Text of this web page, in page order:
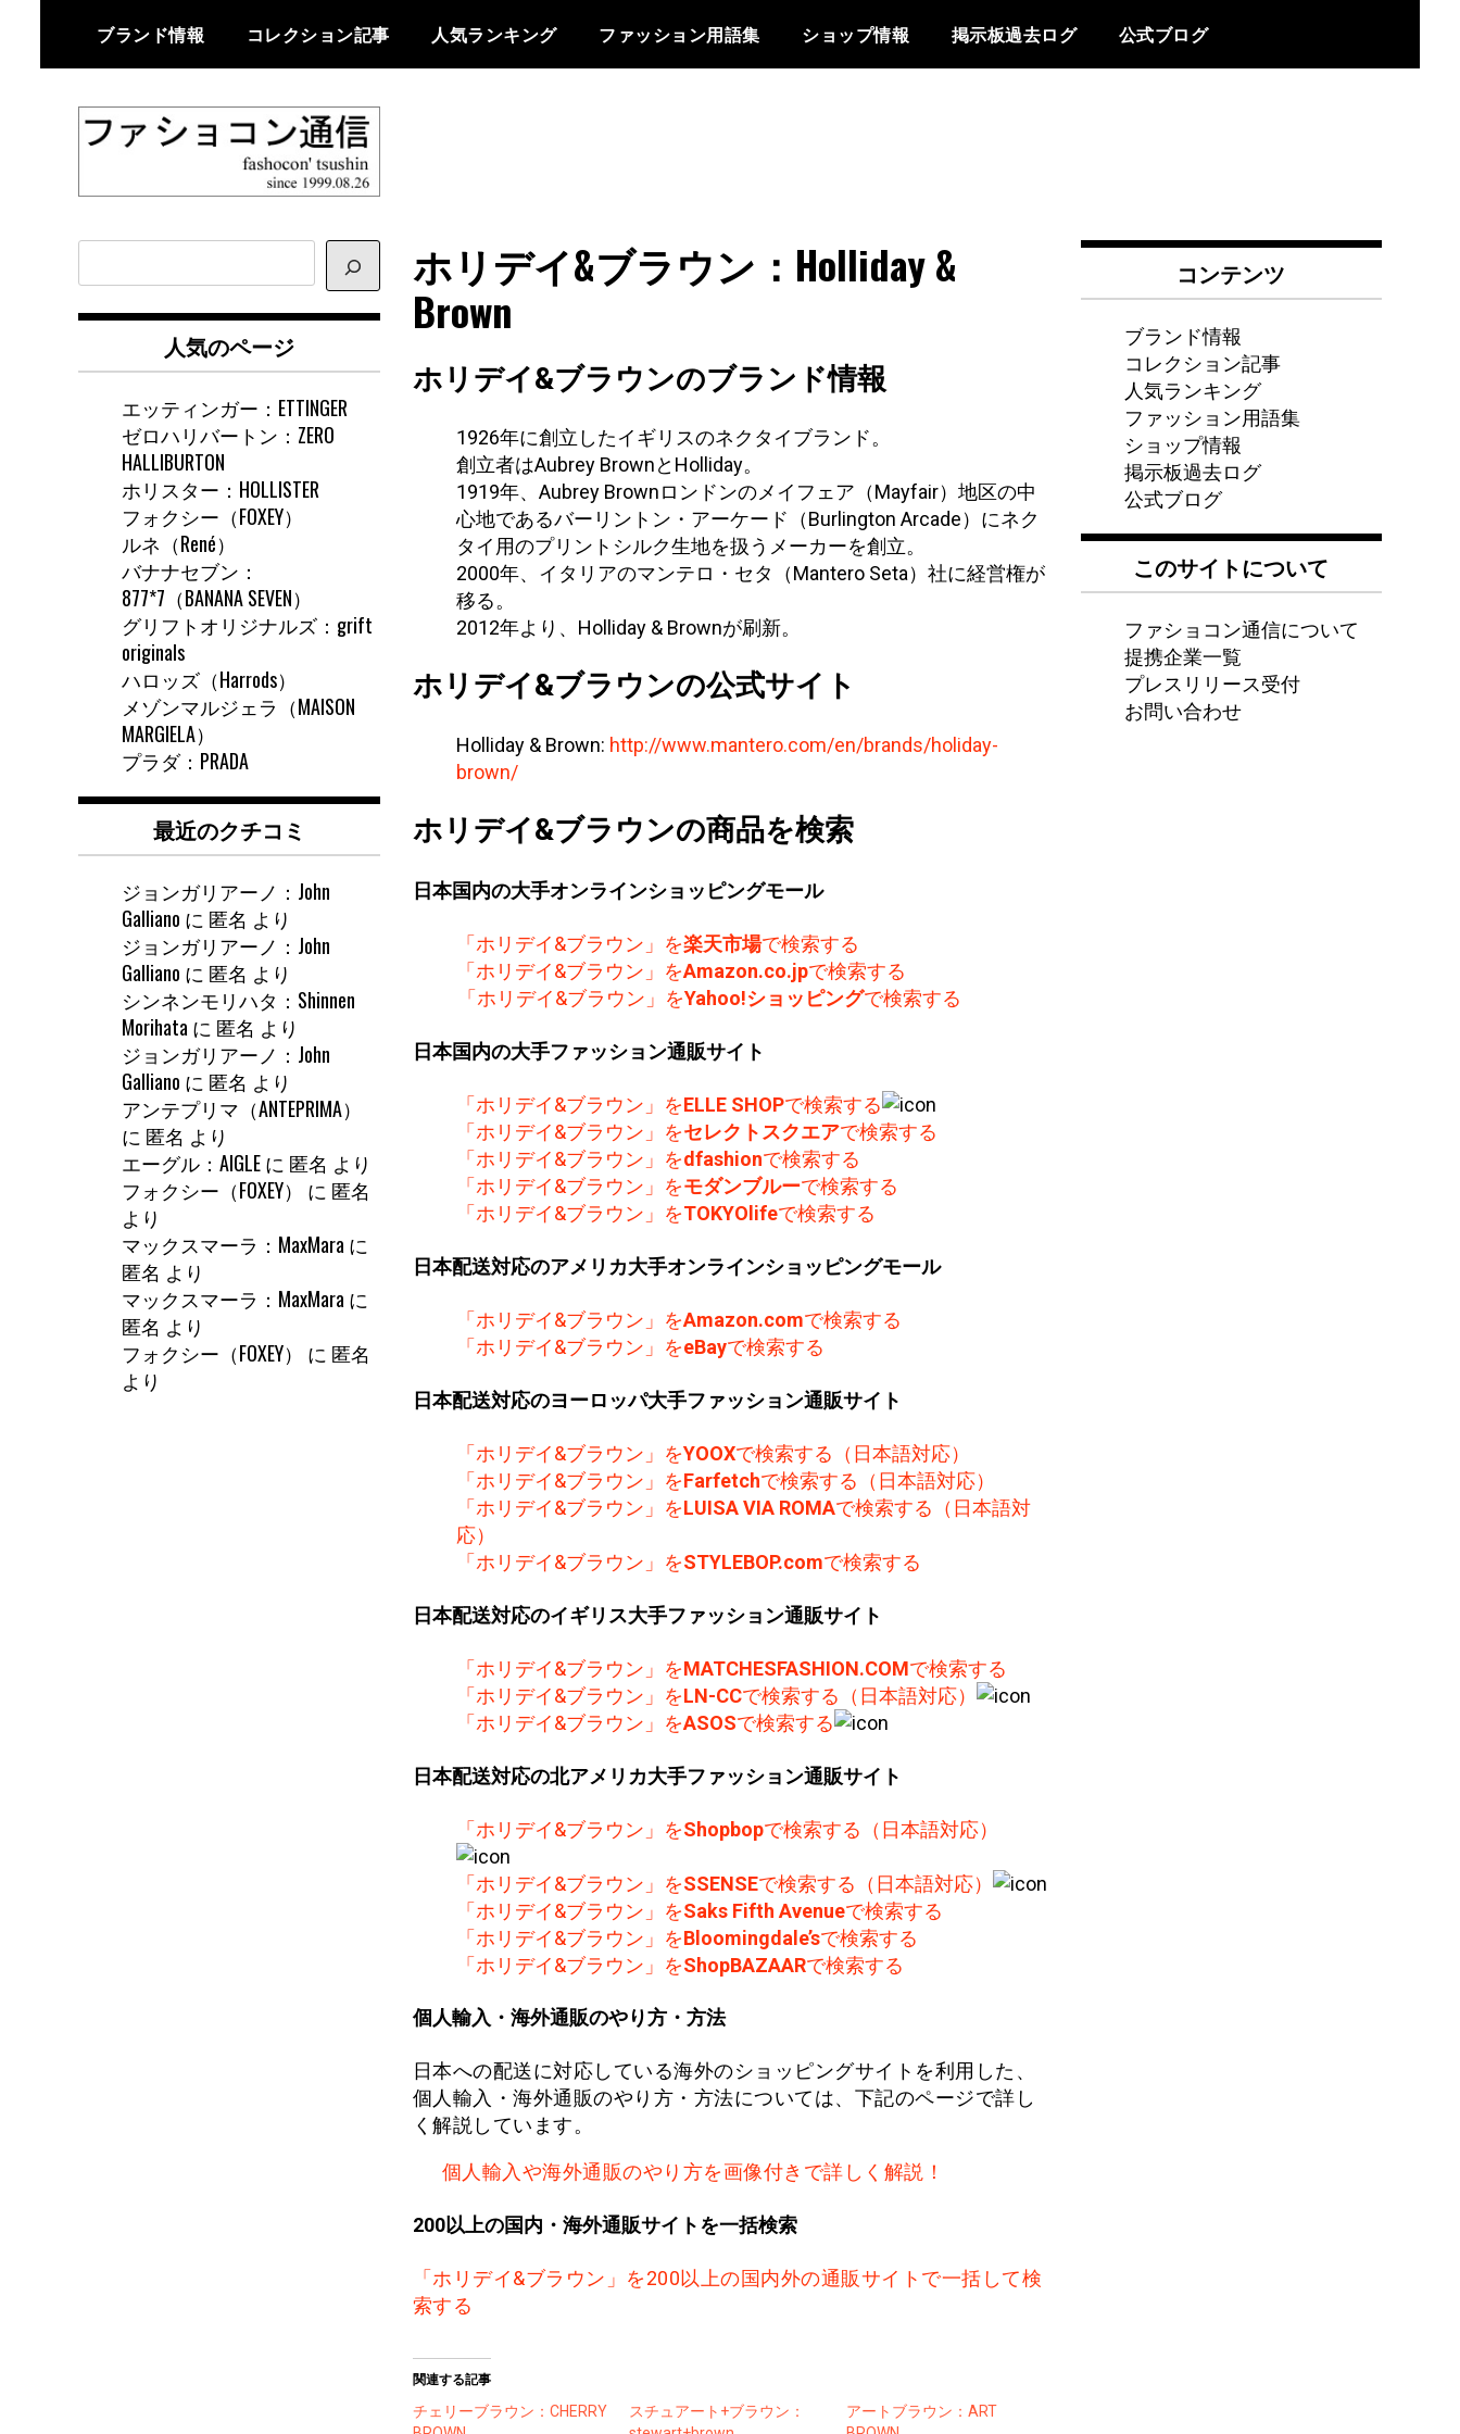
content
ブランド情報 コレクション記事 人気ランキング ファッション用語集 ショップ情報 掲示板過去ログ 公式ブログ
ファショコン通
信
ザイナーの観点からファッション
とモードを分析するファッション
ホリデイ&ブラウン：Holliday &
Brown
ホリデイ&ブラウンのブランド情報
1926年に創立したイギリスのネクタイブランド。
創立者はAubrey BrownとHolliday。
1919年、Aubrey Brownロンドンのメイフェア（Mayfair）地区の中
心地であるバーリントン・アーケード（Burlington Arcade）にネク
タイ用のプリントシルク生地を扱うメーカーを創立。
2000年、イタリアのマンテロ・セタ（Mantero Seta）社に経営権が
移る。
2012年より、Holliday & Brownが刷新。
ホリデイ&ブラウンの公式サイト
Holliday & Brown: http://www.mantero.com/en/brands/holiday-
brown/
ホリデイ&ブラウンの商品を検索
日本国内の大手オンラインショッピングモール
「ホリデイ&ブラウン」を楽天市場で検索する
「ホリデイ&ブラウン」をAmazon.co.jpで検索する
「ホリデイ&ブラウン」をYahoo!ショッピングで検索する
日本国内の大手ファッション通販サイト
「ホリデイ&ブラウン」をELLE SHOPで検索する
「ホリデイ&ブラウン」をセレクトスクエアで検索する
「ホリデイ&ブラウン」をdfashionで検索する
「ホリデイ&ブラウン」をモダンブルーで検索する
「ホリデイ&ブラウン」をTOKYOlifeで検索する
日本配送対応のアメリカ大手オンラインショッピングモール
「ホリデイ&ブラウン」をAmazon.comで検索する
「ホリデイ&ブラウン」をeBayで検索する
日本配送対応のヨーロッパ大手ファッション通販サイト
「ホリデイ&ブラウン」をYOOXで検索する（日本語対応）
「ホリデイ&ブラウン」をFarfetchで検索する（日本語対応）
「ホリデイ&ブラウン」をLUISA VIA ROMAで検索する（日本語対
応）
「ホリデイ&ブラウン」をSTYLEBOP.comで検索する
日本配送対応のイギリス大手ファッション通販サイト
「ホリデイ&ブラウン」をMATCHESFASHION.COMで検索する
「ホリデイ&ブラウン」をLN-CCで検索する（日本語対応）
「ホリデイ&ブラウン」をASOSで検索する
日本配送対応の北アメリカ大手ファッション通販サイト
「ホリデイ&ブラウン」をShopbopで検索する（日本語対応）
「ホリデイ&ブラウン」をSSENSEで検索する（日本語対応）
「ホリデイ&ブラウン」をSaks Fifth Avenueで検索する
「ホリデイ&ブラウン」をBloomingdale’sで検索する
「ホリデイ&ブラウン」をShopBAZAARで検索する
個人輸入・海外通販のやり方・方法
日本への配送に対応している海外のショッピングサイトを利用した、
個人輸入・海外通販のやり方・方法については、下記のページで詳し
く解説しています。
個人輸入や海外通販のやり方を画像付きで詳しく解説！
200以上の国内・海外通販サイトを一括検索
「ホリデイ&ブラウン」を200以上の国内外の通販サイトで一括して検
索する
関連する記事
チェリーブラウン：CHERRY
スチュアート+ブラウン：
アートブラウン：ART
イ
ト
人気のページ
エッティンガー：ETTINGER
ゼロハリバートン：ZERO
HALLIBURTON
ホリスター：HOLLISTER
フォクシー（FOXEY）
ルネ（René）
バナナセブン：
877*7（BANANA SEVEN）
グリフトオリジナルズ：grift
originals
ハロッズ（Harrods）
メゾンマルジェラ（MAISON
MARGIELA）
プラダ：PRADA
最近のクチコミ
ジョンガリアーノ：John
Galliano に 匿名 より
ジョンガリアーノ：John
Galliano に 匿名 より
シンネンモリハタ：Shinnen
Morihataに 匿名 より
ジョンガリアーノ：John
Galliano に 匿名 より
アンテプリマ（ANTEPRIMA）
に 匿名 より
エーグル：AIGLEに 匿名 より
フォクシー（FOXEY）
に 匿名
より
マックスマーラ：MaxMaraに
匿名 より
マックスマーラ：MaxMaraに
匿名 より
フォクシー（FOXEY）
に 匿名
より
コンテンツ
ブランド情報
コレクション記事
人気ランキング
ファッション用語集
ショップ情報
掲示板過去ログ
公式ブログ
このサイトについて
ファショコン通信について
提携企業一覧
プレスリリース受付
お問い合わせ